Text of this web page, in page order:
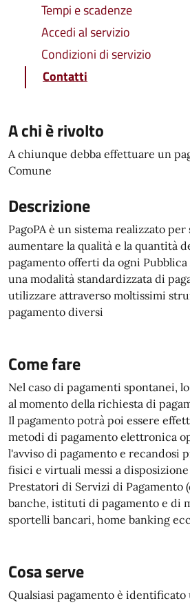
Tempi e scadenze
Accedi al servizio
Condizioni di servizio
Contatti
A chi è rivolto
A chiunque debba effettuare un
Comune
Descrizione
PagoPA è un sistema realizzato
aumentare la qualità e la quantità
pagamento offerti da ogni
una modalità standardizzata di
utilizzare attraverso moltissimi
pagamento diversi
Come fare
Nel caso di pagamenti spontanei,
al momento della richiesta di
Il pagamento potrà poi essere
metodi di pagamento elettronica
l'avviso di pagamento e recandosi
fisici e virtuali messi a
Prestatori di Servizi di Pagamento
banche, istituti di pagamento e di
sportelli bancari, home banking
Cosa serve
Qualsiasi pagamento è